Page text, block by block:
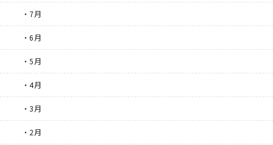
・7月
・6月
・5月
・4月
・3月
・2月